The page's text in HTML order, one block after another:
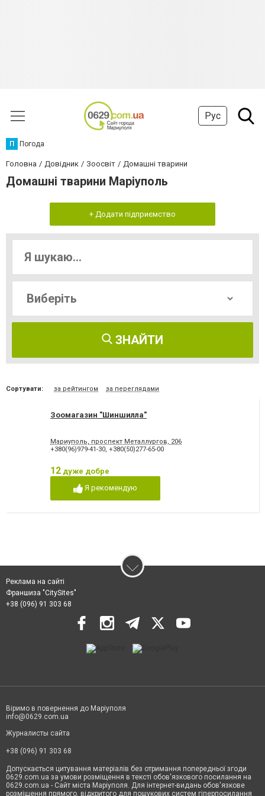
Рус
П Погода
Головна Довідник Зоосвіт Домашні тварини
Домашні тварини Маріуполь
+ Додати підприємство
ЗНАЙТИ
Сортувати: за рейтингом за переглядами
Зоомагазин "Шиншилла"
Мариуполь, проспект Металлургов, 206
+380(96)979-41-30, +380(50)277-65-00
12 дуже добре
Я рекомендую
Реклама на сайті
Франшиза "CitySites"
+38 (096) 91 303 68
Віримо в повернення до Маріуполя
info@0629.com.ua
Журналисты сайта
+38 (096) 91 303 68
Допускається цитування матеріалів без отримання попередньої згоди
0629.com.ua за умови розміщення в тексті обов'язкового посилання на
0629.com.ua - Сайт міста Маріуполя. Для інтернет-видань обов'язкове
розміщення прямого, відкритого для пошукових систем гіперпосилання